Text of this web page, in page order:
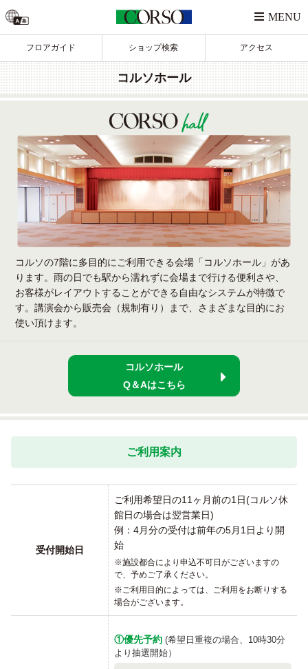
フロアガイド ショップ検索 アクセス
コルソホール
コルソの7階に多目的にご利用できる会場「コルソホール」があ
ります。雨の日でも駅から濡れずに会場まで行ける便利さや、
お客様がレイアウトすることができる自由なシステムが特徴で
す。講演会から販売会（規制有り）まで、さまざまな目的にお
使い頂けます。
コルソホール
Q＆Aはこちら
ご利用案内
受付開始日
ご利用希望日の11ヶ月前の1日(コルソ休
館日の場合は翌営業日)
例：4月分の受付は前年の5月1日より開
始
施設都合により申込不可日がございますの
で、予めご了承ください。
ご利用目的によっては、ご利用をお断りする
場合がございます。
①優先予約 (希望日重複の場合、10時30分
より抽選開始）